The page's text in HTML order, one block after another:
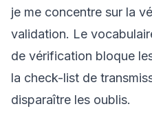
je me concentre sur la
validation. Le
de vérification bloque
la check-list de
disparaître les oublis.